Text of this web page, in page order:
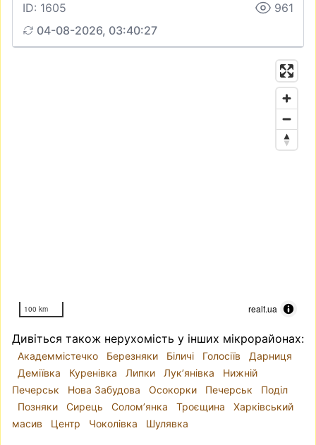
ID: 1605
961
04-08-2026, 03:40:27
100 km realt.ua
Дивіться також нерухомість у інших мікрорайонах:
Академмістечко Березняки Біличі Голосіїв
Дарниця
Деміївка
Куренівка Липки Лук’янівка
Нижній
Печерськ
Нова Забудова Осокорки Печерськ
Поділ
Позняки
Сирець Солом’янка Троєщина
Харківський
масив
Центр Чоколівка Шулявка